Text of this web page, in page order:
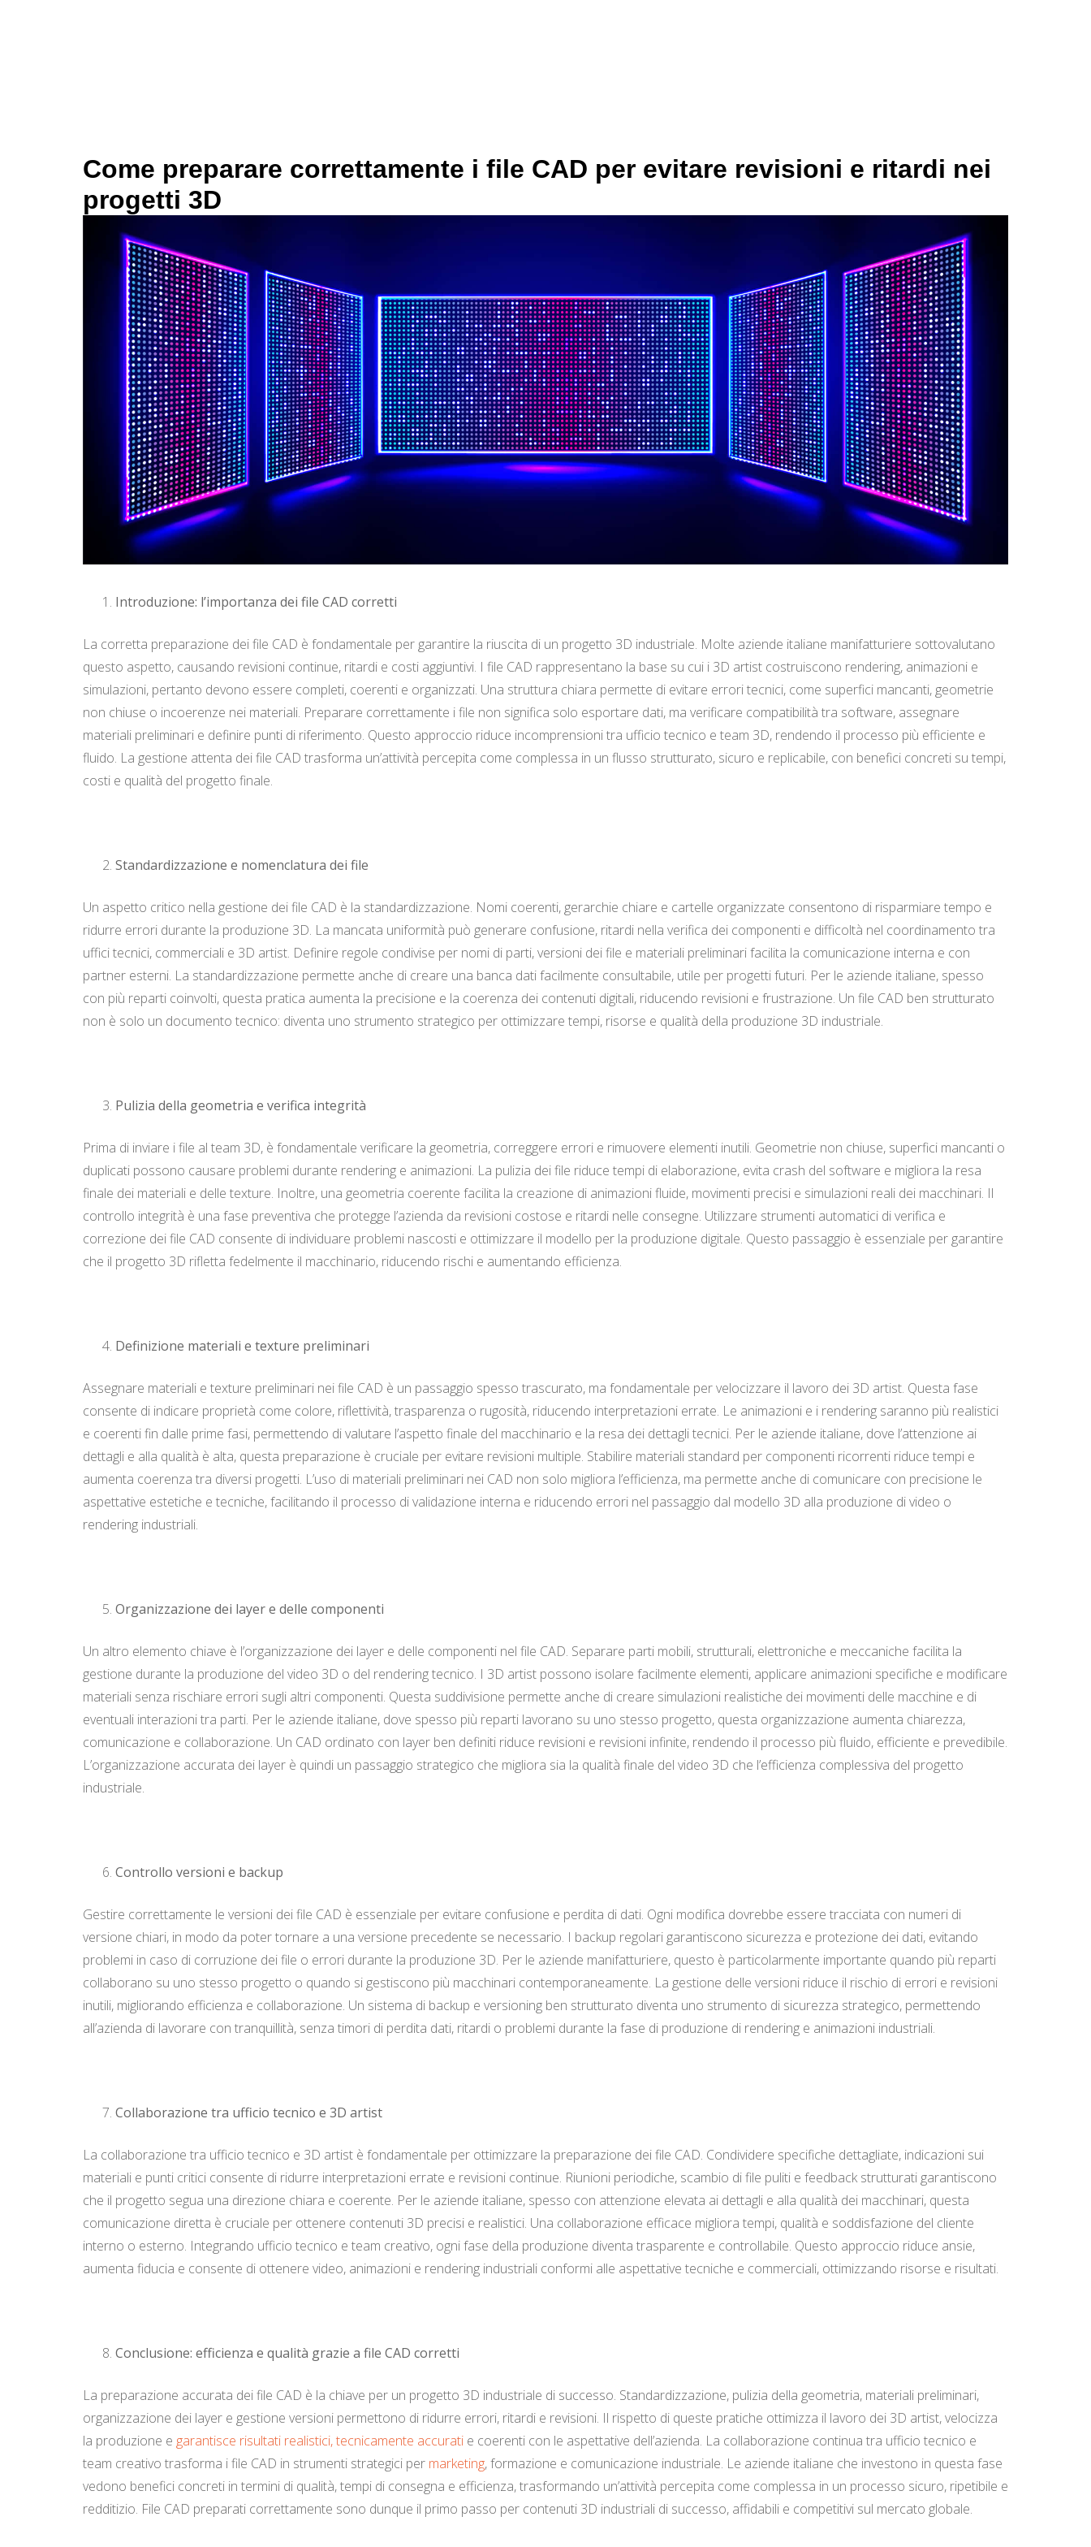
Come preparare correttamente i file CAD per evitare revisioni e ritardi nei
progetti 3D
Introduzione: l’importanza dei file CAD corretti
La corretta preparazione dei file CAD è fondamentale per garantire la riuscita di un progetto 3D industriale. Molte aziende italiane manifatturiere sottovalutano
questo aspetto, causando revisioni continue, ritardi e costi aggiuntivi. I file CAD rappresentano la base su cui i 3D artist costruiscono rendering, animazioni e
simulazioni, pertanto devono essere completi, coerenti e organizzati. Una struttura chiara permette di evitare errori tecnici, come superfici mancanti, geometrie
non chiuse o incoerenze nei materiali. Preparare correttamente i file non significa solo esportare dati, ma verificare compatibilità tra software, assegnare
materiali preliminari e definire punti di riferimento. Questo approccio riduce incomprensioni tra ufficio tecnico e team 3D, rendendo il processo più efficiente e
fluido. La gestione attenta dei file CAD trasforma un’attività percepita come complessa in un flusso strutturato, sicuro e replicabile, con benefici concreti su tempi,
costi e qualità del progetto finale.
Standardizzazione e nomenclatura dei file
Un aspetto critico nella gestione dei file CAD è la standardizzazione. Nomi coerenti, gerarchie chiare e cartelle organizzate consentono di risparmiare tempo e
ridurre errori durante la produzione 3D. La mancata uniformità può generare confusione, ritardi nella verifica dei componenti e difficoltà nel coordinamento tra
uffici tecnici, commerciali e 3D artist. Definire regole condivise per nomi di parti, versioni dei file e materiali preliminari facilita la comunicazione interna e con
partner esterni. La standardizzazione permette anche di creare una banca dati facilmente consultabile, utile per progetti futuri. Per le aziende italiane, spesso
con più reparti coinvolti, questa pratica aumenta la precisione e la coerenza dei contenuti digitali, riducendo revisioni e frustrazione. Un file CAD ben strutturato
non è solo un documento tecnico: diventa uno strumento strategico per ottimizzare tempi, risorse e qualità della produzione 3D industriale.
Pulizia della geometria e verifica integrità
Prima di inviare i file al team 3D, è fondamentale verificare la geometria, correggere errori e rimuovere elementi inutili. Geometrie non chiuse, superfici mancanti o
duplicati possono causare problemi durante rendering e animazioni. La pulizia dei file riduce tempi di elaborazione, evita crash del software e migliora la resa
finale dei materiali e delle texture. Inoltre, una geometria coerente facilita la creazione di animazioni fluide, movimenti precisi e simulazioni reali dei macchinari. Il
controllo integrità è una fase preventiva che protegge l’azienda da revisioni costose e ritardi nelle consegne. Utilizzare strumenti automatici di verifica e
correzione dei file CAD consente di individuare problemi nascosti e ottimizzare il modello per la produzione digitale. Questo passaggio è essenziale per garantire
che il progetto 3D rifletta fedelmente il macchinario, riducendo rischi e aumentando efficienza.
Definizione materiali e texture preliminari
Assegnare materiali e texture preliminari nei file CAD è un passaggio spesso trascurato, ma fondamentale per velocizzare il lavoro dei 3D artist. Questa fase
consente di indicare proprietà come colore, riflettività, trasparenza o rugosità, riducendo interpretazioni errate. Le animazioni e i rendering saranno più realistici
e coerenti fin dalle prime fasi, permettendo di valutare l’aspetto finale del macchinario e la resa dei dettagli tecnici. Per le aziende italiane, dove l’attenzione ai
dettagli e alla qualità è alta, questa preparazione è cruciale per evitare revisioni multiple. Stabilire materiali standard per componenti ricorrenti riduce tempi e
aumenta coerenza tra diversi progetti. L’uso di materiali preliminari nei CAD non solo migliora l’efficienza, ma permette anche di comunicare con precisione le
aspettative estetiche e tecniche, facilitando il processo di validazione interna e riducendo errori nel passaggio dal modello 3D alla produzione di video o
rendering industriali.
Organizzazione dei layer e delle componenti
Un altro elemento chiave è l’organizzazione dei layer e delle componenti nel file CAD. Separare parti mobili, strutturali, elettroniche e meccaniche facilita la
gestione durante la produzione del video 3D o del rendering tecnico. I 3D artist possono isolare facilmente elementi, applicare animazioni specifiche e modificare
materiali senza rischiare errori sugli altri componenti. Questa suddivisione permette anche di creare simulazioni realistiche dei movimenti delle macchine e di
eventuali interazioni tra parti. Per le aziende italiane, dove spesso più reparti lavorano su uno stesso progetto, questa organizzazione aumenta chiarezza,
comunicazione e collaborazione. Un CAD ordinato con layer ben definiti riduce revisioni e revisioni infinite, rendendo il processo più fluido, efficiente e prevedibile.
L’organizzazione accurata dei layer è quindi un passaggio strategico che migliora sia la qualità finale del video 3D che l’efficienza complessiva del progetto
industriale.
Controllo versioni e backup
Gestire correttamente le versioni dei file CAD è essenziale per evitare confusione e perdita di dati. Ogni modifica dovrebbe essere tracciata con numeri di
versione chiari, in modo da poter tornare a una versione precedente se necessario. I backup regolari garantiscono sicurezza e protezione dei dati, evitando
problemi in caso di corruzione dei file o errori durante la produzione 3D. Per le aziende manifatturiere, questo è particolarmente importante quando più reparti
collaborano su uno stesso progetto o quando si gestiscono più macchinari contemporaneamente. La gestione delle versioni riduce il rischio di errori e revisioni
inutili, migliorando efficienza e collaborazione. Un sistema di backup e versioning ben strutturato diventa uno strumento di sicurezza strategico, permettendo
all’azienda di lavorare con tranquillità, senza timori di perdita dati, ritardi o problemi durante la fase di produzione di rendering e animazioni industriali.
Collaborazione tra ufficio tecnico e 3D artist
La collaborazione tra ufficio tecnico e 3D artist è fondamentale per ottimizzare la preparazione dei file CAD. Condividere specifiche dettagliate, indicazioni sui
materiali e punti critici consente di ridurre interpretazioni errate e revisioni continue. Riunioni periodiche, scambio di file puliti e feedback strutturati garantiscono
che il progetto segua una direzione chiara e coerente. Per le aziende italiane, spesso con attenzione elevata ai dettagli e alla qualità dei macchinari, questa
comunicazione diretta è cruciale per ottenere contenuti 3D precisi e realistici. Una collaborazione efficace migliora tempi, qualità e soddisfazione del cliente
interno o esterno. Integrando ufficio tecnico e team creativo, ogni fase della produzione diventa trasparente e controllabile. Questo approccio riduce ansie,
aumenta fiducia e consente di ottenere video, animazioni e rendering industriali conformi alle aspettative tecniche e commerciali, ottimizzando risorse e risultati.
Conclusione: efficienza e qualità grazie a file CAD corretti
La preparazione accurata dei file CAD è la chiave per un progetto 3D industriale di successo. Standardizzazione, pulizia della geometria, materiali preliminari,
organizzazione dei layer e gestione versioni permettono di ridurre errori, ritardi e revisioni. Il rispetto di queste pratiche ottimizza il lavoro dei 3D artist, velocizza
la produzione e garantisce risultati realistici, tecnicamente accurati e coerenti con le aspettative dell’azienda. La collaborazione continua tra ufficio tecnico e
team creativo trasforma i file CAD in strumenti strategici per marketing, formazione e comunicazione industriale. Le aziende italiane che investono in questa fase
vedono benefici concreti in termini di qualità, tempi di consegna e efficienza, trasformando un’attività percepita come complessa in un processo sicuro, ripetibile e
redditizio. File CAD preparati correttamente sono dunque il primo passo per contenuti 3D industriali di successo, affidabili e competitivi sul mercato globale.